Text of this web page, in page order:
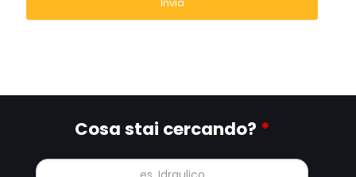
Cosa stai cercando? *